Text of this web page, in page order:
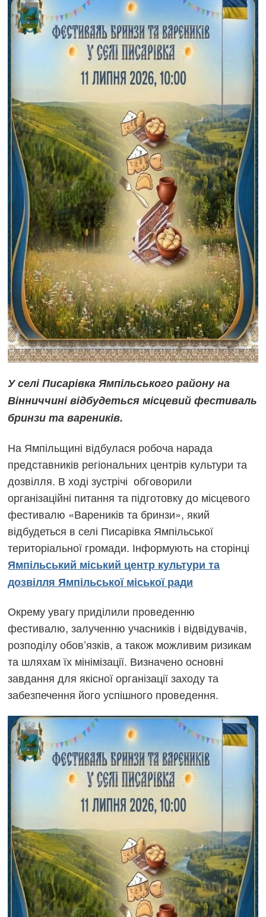
У селі Писарівка Ямпільського району на
Вінниччині відбудеться місцевий фестиваль
бринзи та вареників.
На Ямпільщині відбулася робоча нарада
представників регіональних центрів культури та
дозвілля. В ході зустрічі обговорили
організаційні питання та підготовку до місцевого
фестивалю «Вареників та бринзи», який
відбудеться в селі Писарівка Ямпільської
територіальної громади. Інформують на сторінці
Ямпільський міський центр культури та
дозвілля Ямпільської міської ради
Окрему увагу приділили проведенню
фестивалю, залученню учасників і відвідувачів,
розподілу обов’язків, а також можливим ризикам
та шляхам їх мінімізації. Визначено основні
завдання для якісної організації заходу та
забезпечення його успішного проведення.